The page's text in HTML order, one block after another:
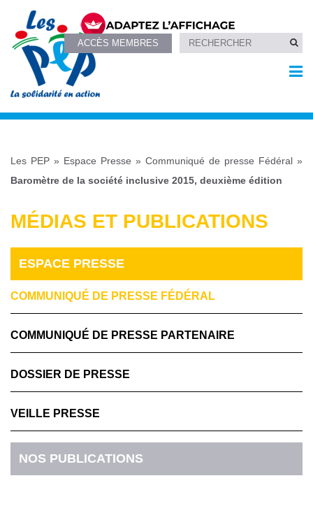
ACCÈS MEMBRES
Les PEP » Espace Presse » Communiqué de presse Fédéral »
Baromètre de la société inclusive 2015, deuxième édition
MÉDIAS ET PUBLICATIONS
ESPACE PRESSE
COMMUNIQUÉ DE PRESSE FÉDÉRAL
COMMUNIQUÉ DE PRESSE PARTENAIRE
DOSSIER DE PRESSE
VEILLE PRESSE
NOS PUBLICATIONS